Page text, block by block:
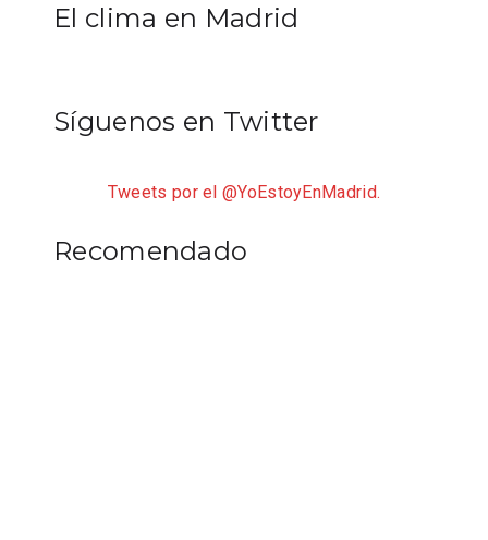
El clima en Madrid
Síguenos en Twitter
Tweets por el @YoEstoyEnMadrid.
Recomendado